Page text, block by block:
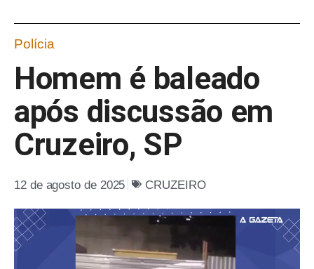
Polícia
Homem é baleado
após discussão em
Cruzeiro, SP
12 de agosto de 2025 CRUZEIRO